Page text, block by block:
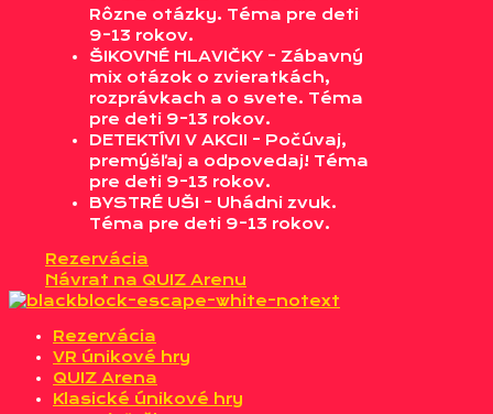
Rôzne otázky. Téma pre deti
9-13 rokov.
ŠIKOVNÉ HLAVIČKY - Zábavný
mix otázok o zvieratkách,
rozprávkach a o svete. Téma
pre deti 9-13 rokov.
DETEKTÍVI V AKCII - Počúvaj,
premýšľaj a odpovedaj! Téma
pre deti 9-13 rokov.
BYSTRÉ UŠI - Uhádni zvuk.
Téma pre deti 9-13 rokov.
Rezervácia
Návrat na QUIZ Arenu
Rezervácia
VR únikové hry
QUIZ Arena
Klasické únikové hry